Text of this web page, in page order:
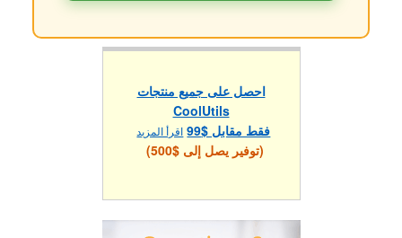
احصل على جميع منتجات
CoolUtils
فقط مقابل $99
اقرأ المزيد
(توفير يصل إلى $500)